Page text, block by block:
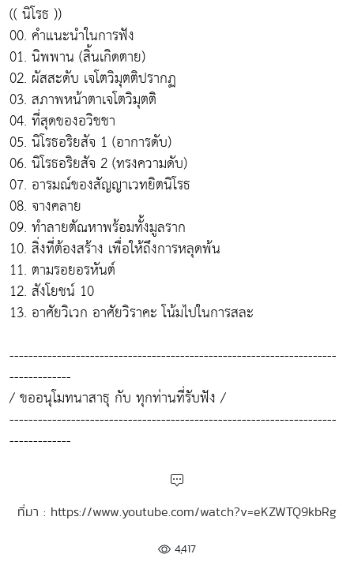
(( นิโรธ ))
00. คำแนะนำในการฟัง
01. นิพพาน (สิ้นเกิดตาย)
02. ผัสสะดับ เจโตวิมุตติปรากฏ
03. สภาพหน้าตาเจโตวิมุตติ
04. ที่สุดของอวิชชา
05. นิโรธอริยสัจ 1 (อาการดับ)
06. นิโรธอริยสัจ 2 (ทรงความดับ)
07. อารมณ์ของสัญญาเวทยิตนิโรธ
08. จางคลาย
09. ทำลายตัณหาพร้อมทั้งมูลราก
10. สิ่งที่ต้องสร้าง เพื่อให้ถึงการหลุดพ้น
11. ตามรอยอรหันต์
12. สังโยชน์ 10
13. อาศัยวิเวก อาศัยวิราคะ โน้มไปในการสละ
---------------------------------------------------------------------
-------------
/ ขออนุโมทนาสาธุ กับ ทุกท่านที่รับฟัง /
---------------------------------------------------------------------
-------------
ที่มา : https://www.youtube.com/watch?v=eKZWTQ9kbRg
4,417